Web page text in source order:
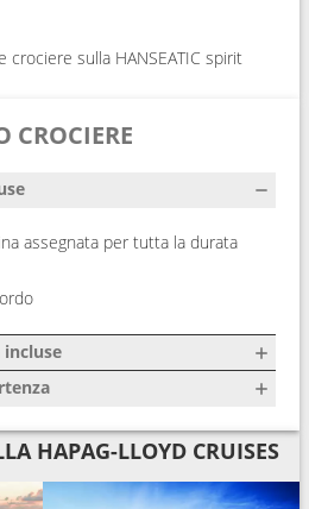
sulla HANSEATIC spirit
CROCIERE
assegnata per tutta la durata
HAPAG-LLOYD CRUISES